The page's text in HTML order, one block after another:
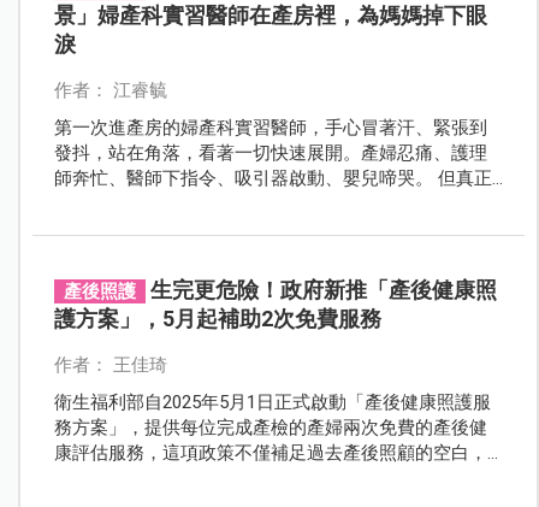
景」婦產科實習醫師在產房裡，為媽媽掉下眼
淚
作者： 江睿毓
第一次進產房的婦產科實習醫師，手心冒著汗、緊張到
發抖，站在角落，看著一切快速展開。產婦忍痛、護理
師奔忙、醫師下指令、吸引器啟動、嬰兒啼哭。 但真正
產後照護
生完更危險！政府新推「產後健康照
護方案」，5月起補助2次免費服務
作者： 王佳琦
衛生福利部自2025年5月1日正式啟動「產後健康照護服
務方案」，提供每位完成產檢的產婦兩次免費的產後健
康評估服務，這項政策不僅補足過去產後照顧的空白，